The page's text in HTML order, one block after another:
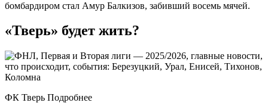
бомбардиром стал Амур Балкизов, забивший восемь мячей.
«Тверь» будет жить?
ФК Тверь Подробнее